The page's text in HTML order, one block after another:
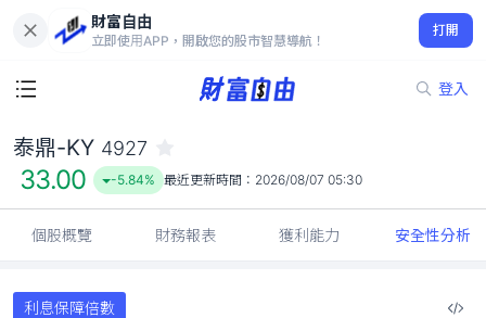
財富自由
立即使用APP，開啟您的股市智慧導航！
打開
登入
33.00
-5.84%
泰鼎-KY 4927
33.00 -5.84% 最近更新時間： 2026/08/07 05:30
個股概覽 財務報表 獲利能力 安全性分析
利息保障倍數